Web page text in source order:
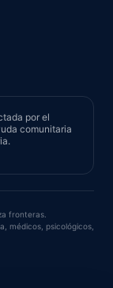
por el
comunitaria
fronteras.
médicos, psicológicos,